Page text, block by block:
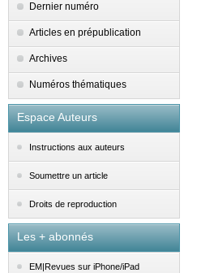
Dernier numéro
Articles en prépublication
Archives
Numéros thématiques
Espace Auteurs
Instructions aux auteurs
Soumettre un article
Droits de reproduction
Les + abonnés
EM|Revues sur iPhone/iPad